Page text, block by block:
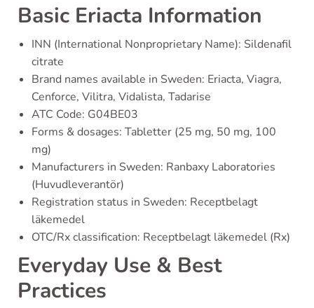
Basic Eriacta Information
INN (International Nonproprietary Name): Sildenafil
citrate
Brand names available in Sweden: Eriacta, Viagra,
Cenforce, Vilitra, Vidalista, Tadarise
ATC Code: G04BE03
Forms & dosages: Tabletter (25 mg, 50 mg, 100
mg)
Manufacturers in Sweden: Ranbaxy Laboratories
(Huvudleverantör)
Registration status in Sweden: Receptbelagt
läkemedel
OTC/Rx classification: Receptbelagt läkemedel (Rx)
Everyday Use & Best
Practices